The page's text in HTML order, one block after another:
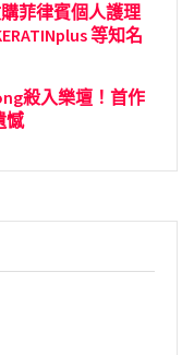
菲律賓個人護理
等知名
殺入樂壇！首作
憾